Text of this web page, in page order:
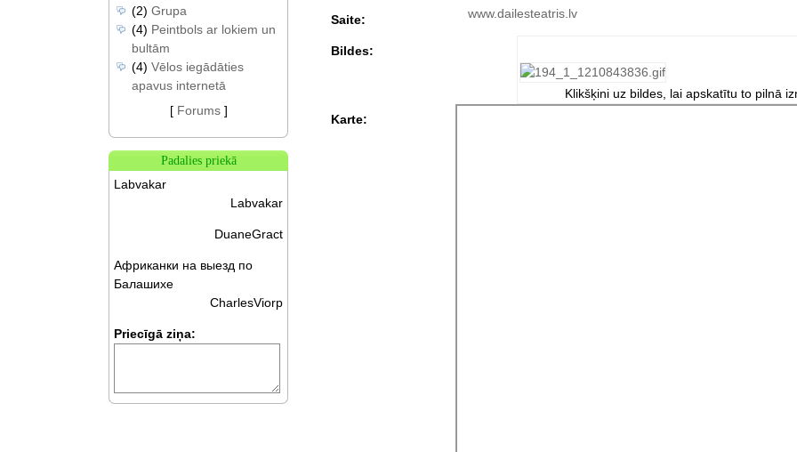
Saite: www.dailesteatris.lv
Bildes:
Klikšķini uz bildes, lai apskatītu to pilnā
Karte:
(2) Grupa
(4) Peintbols ar lokiem un
bultām
(4) Vēlos iegādāties
apavus internetā
[ Forums]
Padalies priekā
Labvakar
Labvakar
DuaneGract
Африканки на выезд по
Балашихе
CharlesViorp
Priecīgā ziņa: